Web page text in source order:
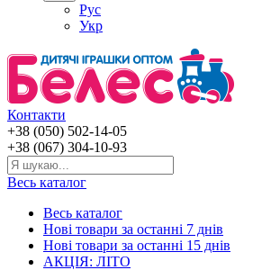
Рус
Укр
Контакти
+38 (050) 502-14-05
+38 (067) 304-10-93
Весь каталог
Весь каталог
Нові товари за останнi 7 днiв
Нові товари за останнi 15 днiв
АКЦІЯ: ЛІТО